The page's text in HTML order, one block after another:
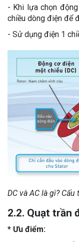
- Khi lựa chọn
chiều dòng điện để
- Sử dụng điện 1
DC và AC là gì?
2.2. Quạt trần
* Ưu điểm: